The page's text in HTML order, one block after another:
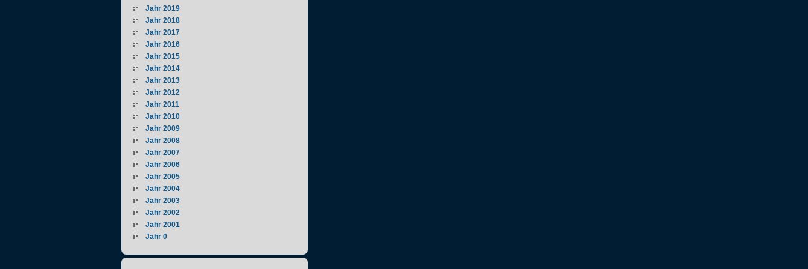
Jahr 2019
Jahr 2018
Jahr 2017
Jahr 2016
Jahr 2015
Jahr 2014
Jahr 2013
Jahr 2012
Jahr 2011
Jahr 2010
Jahr 2009
Jahr 2008
Jahr 2007
Jahr 2006
Jahr 2005
Jahr 2004
Jahr 2003
Jahr 2002
Jahr 2001
Jahr 0